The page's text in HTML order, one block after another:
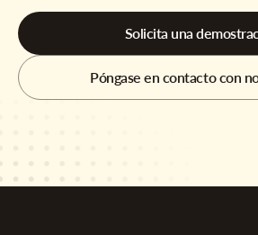
Solicita una
Póngase en contacto con